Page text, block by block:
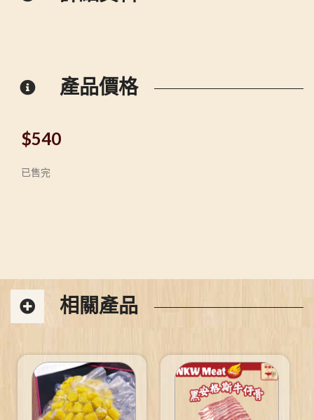
產品價格
$540
已售完
相關產品